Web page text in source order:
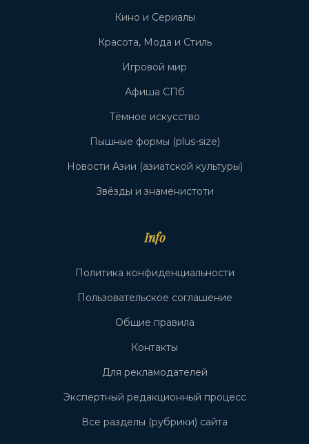
Кино и Сериалы
Красота, Мода и Стиль
Игровой мир
Афиша СПб
Тёмное искусство
Пышные формы (plus-size)
Новости Азии (азиатской культуры)
Звёзды и знаменистоти
Info
Политика конфиденциальности
Пользовательское соглашение
Общие правила
Контакты
Для рекламодателей
Экспертный редакционный процесс
Все разделы (рубрики) сайта